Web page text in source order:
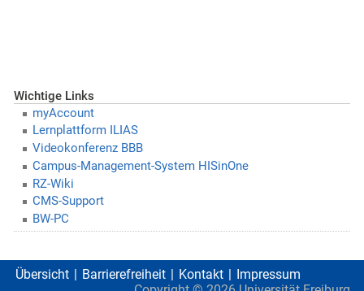
Wichtige Links
myAccount
Lernplattform ILIAS
Videokonferenz BBB
Campus-Management-System HISinOne
RZ-Wiki
CMS-Support
BW-PC
Übersicht Barrierefreiheit Kontakt
Impressum